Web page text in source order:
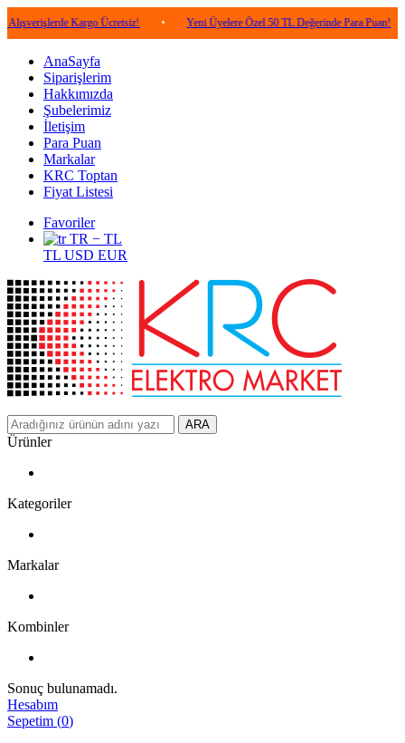
Kargo Ücretsiz! • Yeni Üyelere Özel 50 TL Değerinde Para Puan! •
AnaSayfa
Siparişlerim
Hakkımızda
Şubelerimiz
İletişim
Para Puan
Markalar
KRC Toptan
Fiyat Listesi
Favoriler
TR − TL
TL USD EUR
ARA
Ürünler
Kategoriler
Markalar
Kombinler
Sonuç bulunamadı.
Hesabım
Sepetim (0)